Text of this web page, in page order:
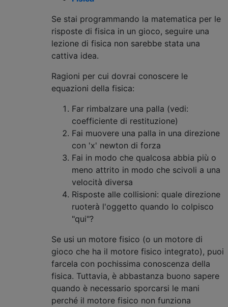
Se stai programmando la matematica per le
risposte di fisica in un gioco, seguire una
lezione di fisica non sarebbe stata una
cattiva idea.
Ragioni per cui dovrai conoscere le
equazioni della fisica:
Far rimbalzare una palla (vedi:
coefficiente di restituzione)
Fai muovere una palla in una direzione
con 'x' newton di forza
Fai in modo che qualcosa abbia più o
meno attrito in modo che scivoli a una
velocità diversa
Risposte alle collisioni: quale direzione
ruoterà l'oggetto quando lo colpisco
"qui"?
Se usi un motore fisico (o un motore di
gioco che ha il motore fisico integrato), puoi
farcela con pochissima conoscenza della
fisica. Tuttavia, è abbastanza buono sapere
quando è necessario sporcarsi le mani
perché il motore fisico non funziona